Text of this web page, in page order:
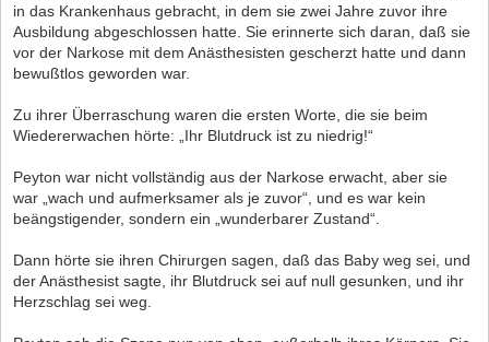
in das Krankenhaus gebracht, in dem sie zwei Jahre zuvor ihre
Ausbildung abgeschlossen hatte. Sie erinnerte sich daran, daß sie
vor der Narkose mit dem Anästhesisten gescherzt hatte und dann
bewußtlos geworden war.
Zu ihrer Überraschung waren die ersten Worte, die sie beim
Wiedererwachen hörte: „Ihr Blutdruck ist zu niedrig!“
Peyton war nicht vollständig aus der Narkose erwacht, aber sie
war „wach und aufmerksamer als je zuvor“, und es war kein
beängstigender, sondern ein „wunderbarer Zustand“.
Dann hörte sie ihren Chirurgen sagen, daß das Baby weg sei, und
der Anästhesist sagte, ihr Blutdruck sei auf null gesunken, und ihr
Herzschlag sei weg.